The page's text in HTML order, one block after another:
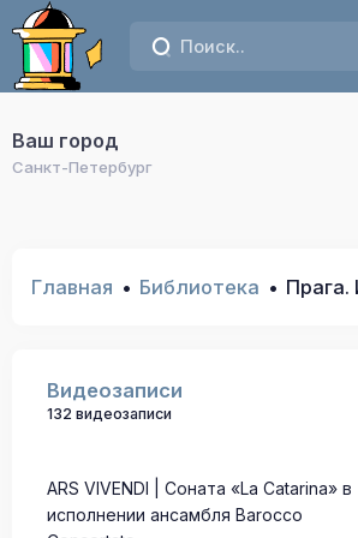
Ваш город
Санкт-Петербург
Главная Библиотека Прага.
Видеозаписи
132 видеозаписи
ARS VIVENDI | Соната «La Catarina» в
исполнении ансамбля Barocco